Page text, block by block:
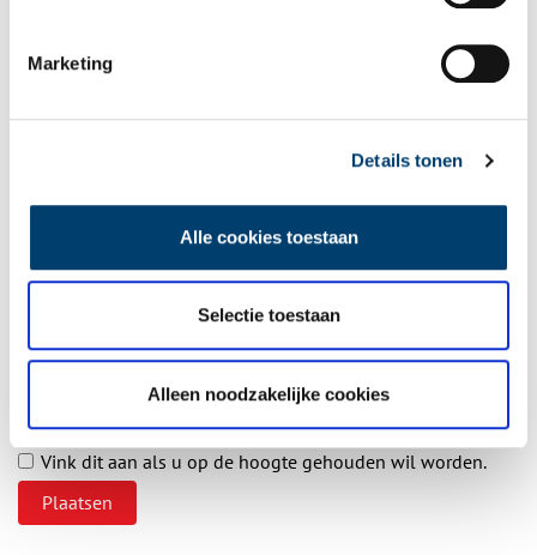
Marketing
Details tonen
Alle cookies toestaan
Selectie toestaan
Alleen noodzakelijke cookies
Vul deze informatie aan of geef een reactie.
Naam*
E-mail*
Vink dit aan als u op de hoogte gehouden wil worden.